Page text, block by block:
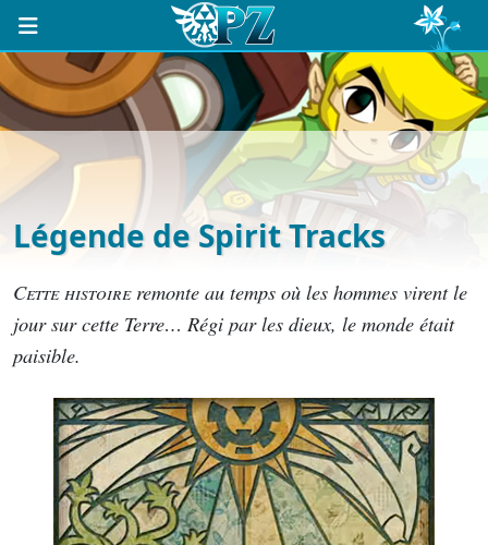
Légende de Spirit Tracks
Cette histoireremonte au temps où les hommes virent le
jour sur cette Terre… Régi par les dieux, le monde était
paisible.